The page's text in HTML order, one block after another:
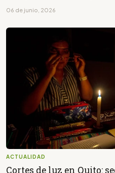
06 de junio, 2026
ACTUALIDAD
Cortes de luz en Quito: